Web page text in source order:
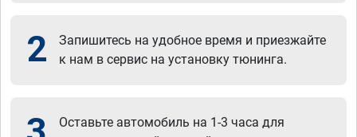
2
Запишитесь на удобное время и приезжайте
к нам в сервис на установку тюнинга.
Оставьте автомобиль на 1-3 часа для